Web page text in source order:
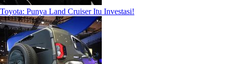
Toyota: Punya Land Cruiser Itu Investasi!